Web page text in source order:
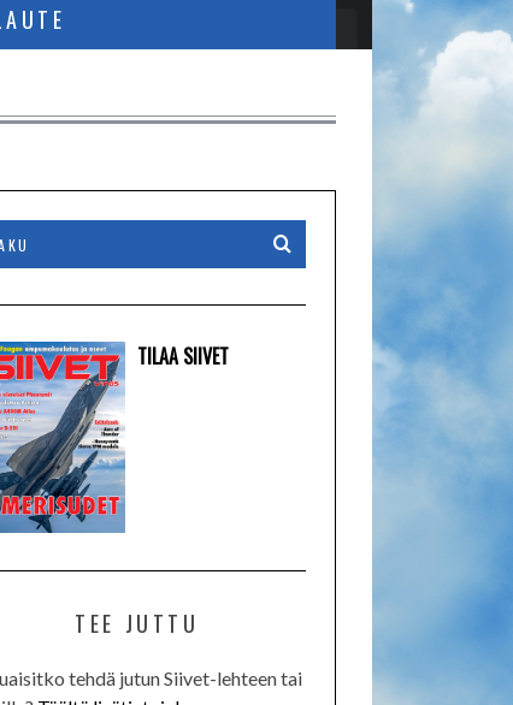
TILAA SIIVET
TEE JUTTU
tehdä jutun Siivet-lehteen tai